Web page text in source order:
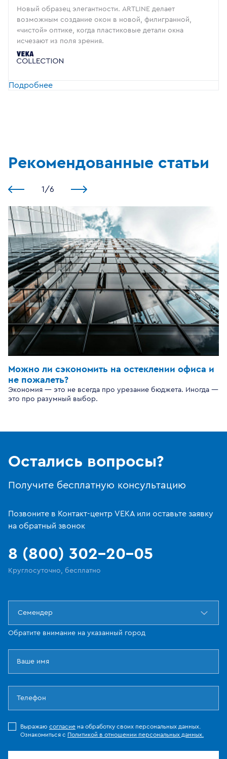
Новый образец элегантности. ARTLINE делает
возможным создание окон в новой, филигранной,
«чистой» оптике, когда пластиковые детали окна
исчезают из поля зрения.
Подробнее
Рекомендованные статьи
1 /6
Можно ли сэкономить на остеклении офиса и
не пожалеть?
Экономия — это не всегда про урезание бюджета. Иногда —
это про разумный выбор.
Остались вопросы?
Получите бесплатную консультацию
Позвоните в Контакт-центр VEKA или оставьте заявку
на обратный звонок
8 (800) 302-20-05
Круглосуточно, бесплатно
Семендер
Обратите внимание на указанный город
Выражаю согласие на обработку своих персональных данных.
Ознакомиться с Политикой в отношении персональных данных.